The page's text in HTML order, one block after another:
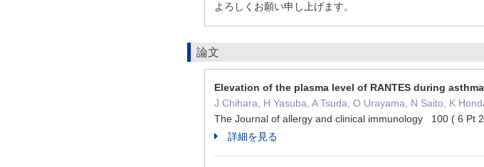
よろしくお願い申し上げます。
論文
Elevation of the plasma level of RANTES during
J Chihara, H Yasuba, A Tsuda, O Urayama, N Saito, K
The Journal of allergy and clinical immunology 100 ( 6
詳細を見る